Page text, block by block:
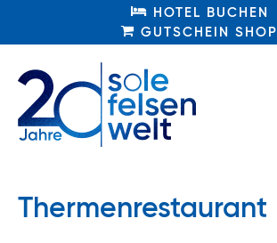
HOTEL BUCHEN
GUTSCHEIN SHOP
Thermenrestaurant
HOTEL BUCHEN
GUTSCHEIN SHOP